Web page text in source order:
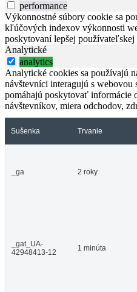
performance
Výkonnostné súbory cookie sa
kľúčových indexov výkonnosti
poskytovaní lepšej používateľskej
Analytické
analytics
Analytické cookies sa používajú
návštevníci interagujú s webovou
pomáhajú poskytovať informácie
návštevníkov, miera odchodov,
Sušenka Trvanie
_ga 2 roky
_gat_UA-
42948413-12
1 minúta